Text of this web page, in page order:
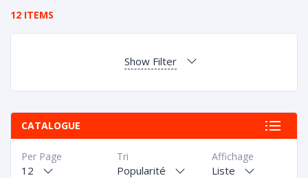
12 ITEMS
Show Filter
CATALOGUE
Affichage
Liste
Tri
Popularité
Per Page
12